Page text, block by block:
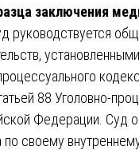
заключения
руководствуется
88 Уголовно-
Федерации. Суд
по своему